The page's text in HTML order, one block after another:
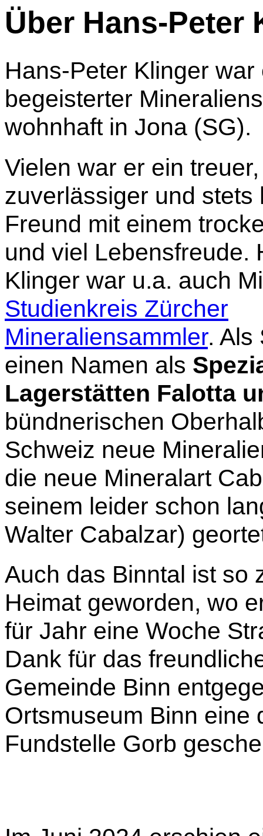
Über Hans-Peter
Hans-Peter Klinger war
begeisterter
wohnhaft in Jona (SG).
Vielen war er ein treuer,
zuverlässiger und stets
Freund mit einem
und viel Lebensfreude.
Klinger war u.a. auch
Studienkreis Zürcher
Mineraliensammler. Als
einen Namen als
Lagerstätten Falotta
bündnerischen
Schweiz neue
die neue Mineralart
seinem leider schon
Walter Cabalzar)
Auch das Binntal ist so
Heimat geworden, wo
für Jahr eine Woche
Dank für das
Gemeinde Binn
Ortsmuseum Binn eine
Fundstelle Gorb